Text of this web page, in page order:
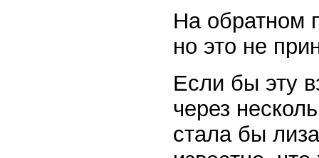
На обратном
но это не
Если бы эту
через
стала бы